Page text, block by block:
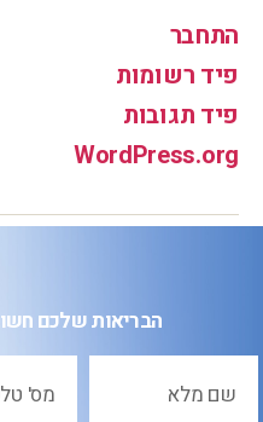
התחבר
פיד רשומות
פיד תגובות
WordPress.org
הבריאות שלכם